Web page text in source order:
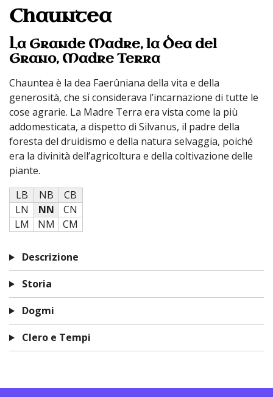
Chauntea
La Grande Madre, la Dea del
Grano, Madre Terra
Chauntea è la dea Faerûniana della vita e della
generosità, che si considerava l’incarnazione di tutte le
cose agrarie. La Madre Terra era vista come la più
addomesticata, a dispetto di Silvanus, il padre della
foresta del druidismo e della natura selvaggia, poiché
era la divinità dell’agricoltura e della coltivazione delle
piante.
LB
NB
CB
LN
NN
CN
LM
NM CM
Descrizione
Storia
Dogmi
Clero e Tempi